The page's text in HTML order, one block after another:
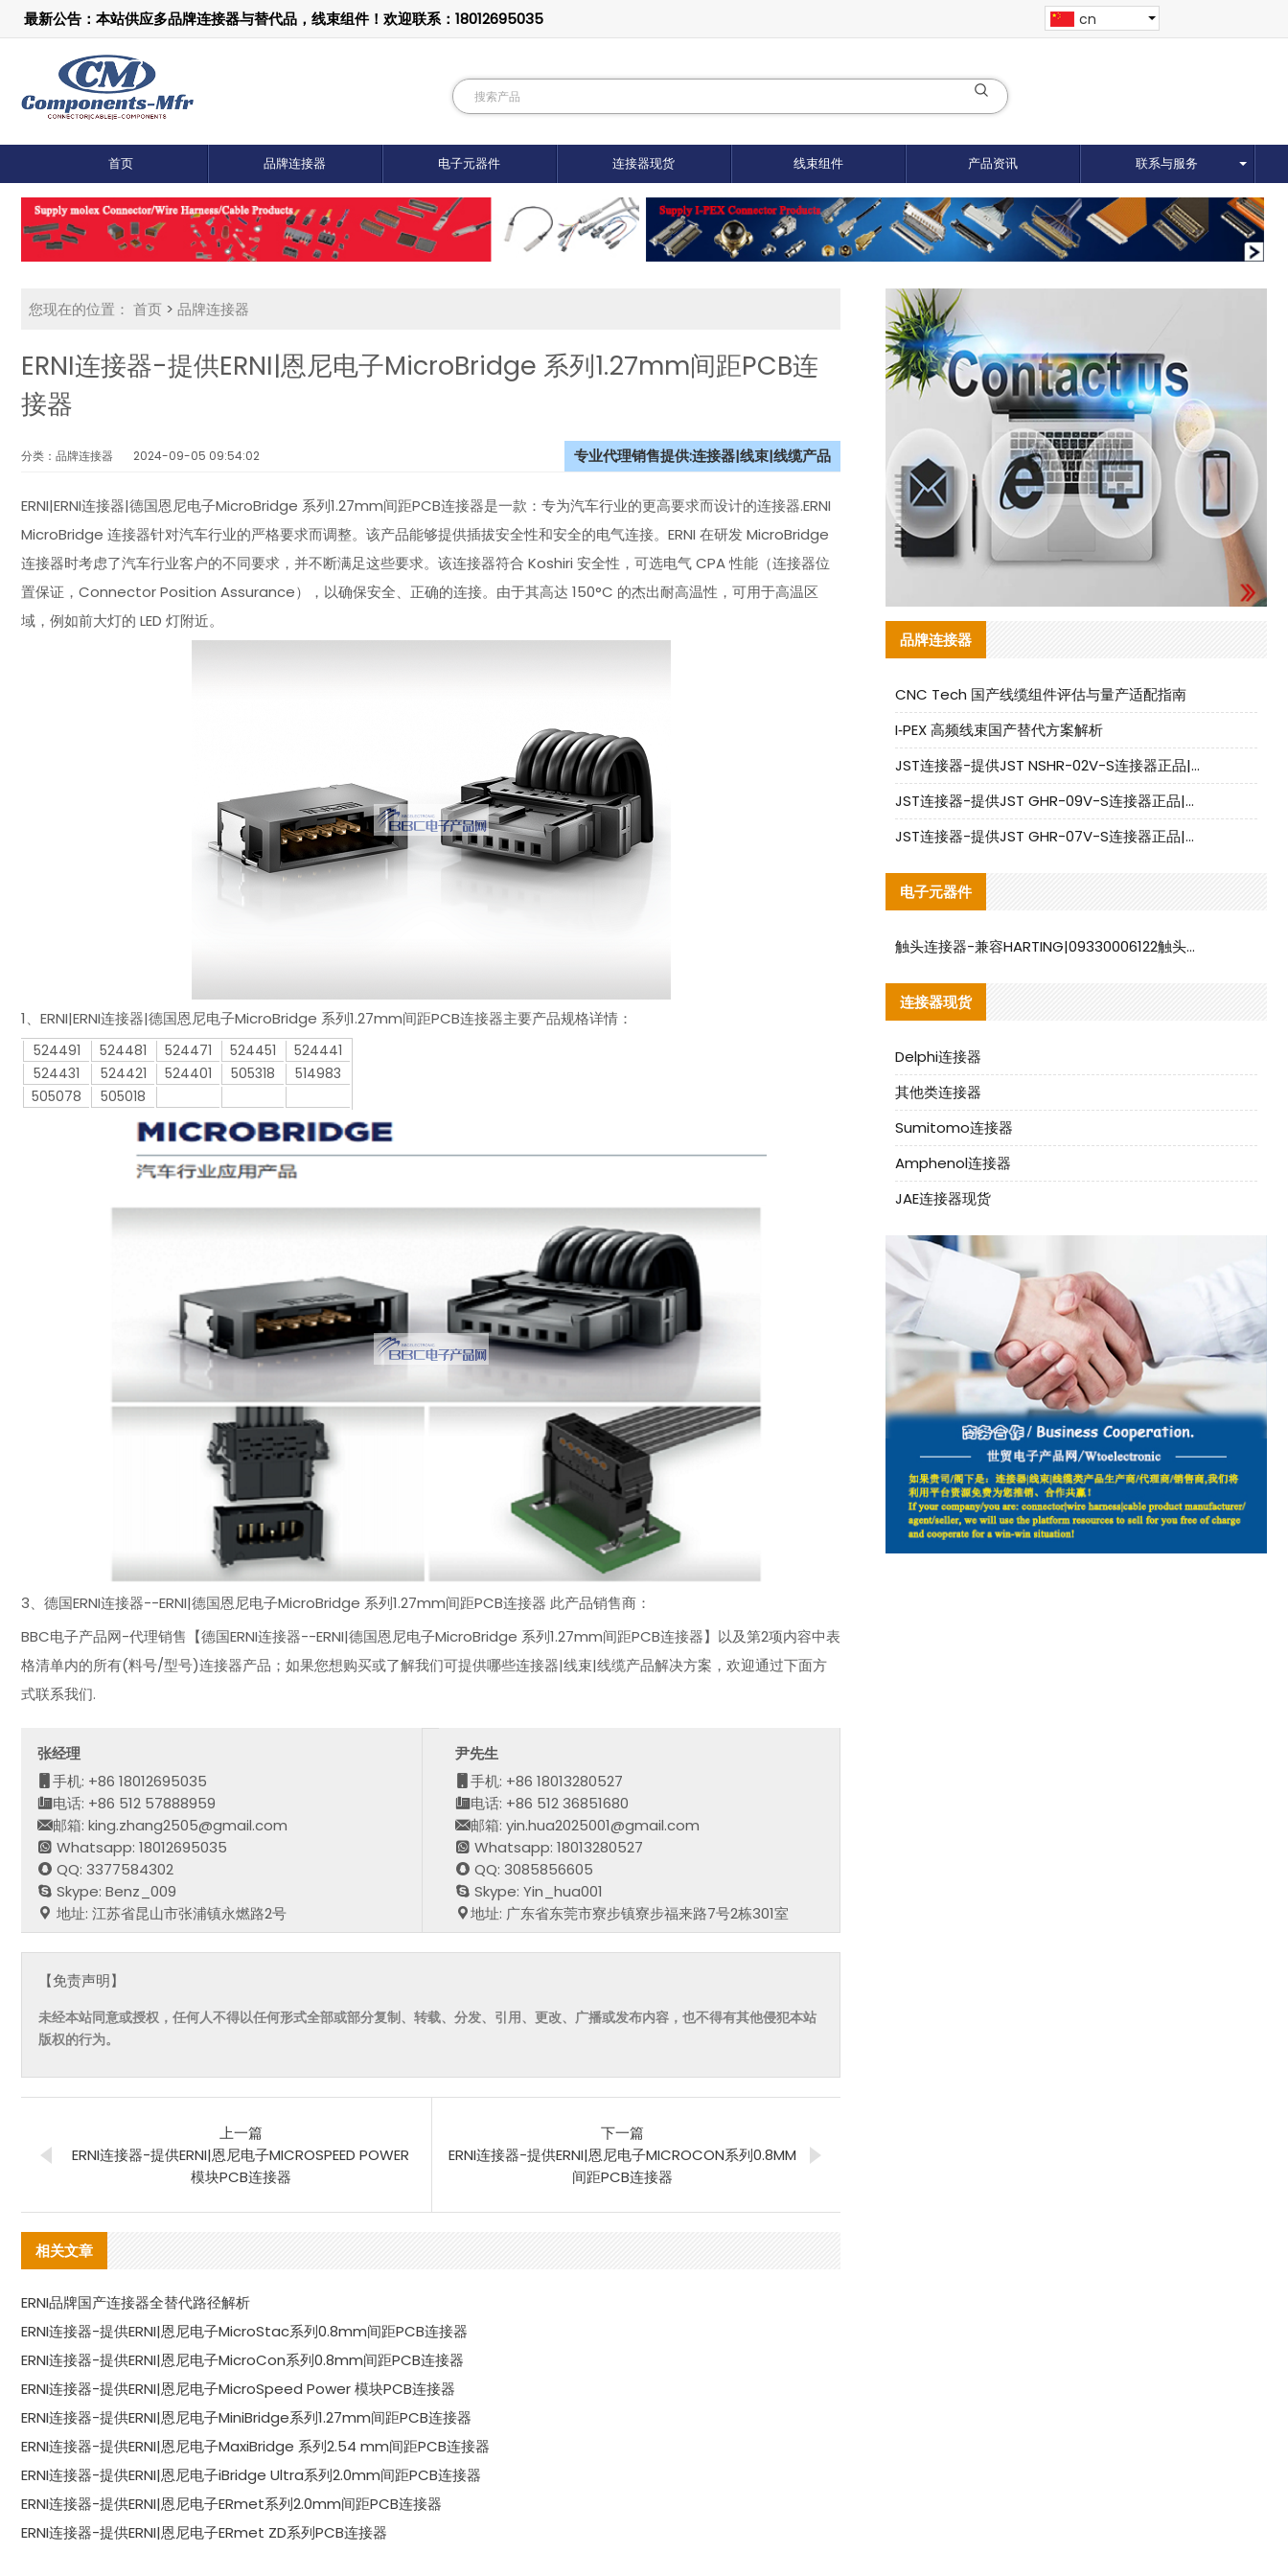
最新公告：本站供应多品牌连接器与替代品，线束组件！欢迎联系：18012695035 cn
首页 品牌连接器 电子元器件 连接器现货 线束组件 产品资讯 联系与服务
您现在的位置： 首页 > 品牌连接器
ERNI连接器-提供ERNI|恩尼电子MicroBridge 系列1.27mm间距PCB连
接器
分类：品牌连接器 2024-09-05 09:54:02 专业代理销售提供:连接器|线束|线缆产品
ERNI|ERNI连接器|德国恩尼电子MicroBridge 系列1.27mm间距PCB连接器是一款：专为汽车行业的更高要求而设计的连接器.ERNI
MicroBridge 连接器针对汽车行业的严格要求而调整。该产品能够提供插拔安全性和安全的电气连接。ERNI 在研发 MicroBridge
连接器时考虑了汽车行业客户的不同要求，并不断满足这些要求。该连接器符合 Koshiri 安全性，可选电气 CPA 性能（连接器位
置保证，Connector Position Assurance），以确保安全、正确的连接。由于其高达 150°C 的杰出耐高温性，可用于高温区
域，例如前大灯的 LED 灯附近。
1、ERNI|ERNI连接器|德国恩尼电子MicroBridge 系列1.27mm间距PCB连接器主要产品规格详情：
524491 524481 524471 524451
524441
524431
524421 524401 505318
514983
505078
505018
3、德国ERNI连接器--ERNI|德国恩尼电子MicroBridge 系列1.27mm间距PCB连接器 此产品销售商：
BBC电子产品网-代理销售【德国ERNI连接器--ERNI|德国恩尼电子MicroBridge 系列1.27mm间距PCB连接器】以及第2项内容中表
格清单内的所有(料号/型号)连接器产品；如果您想购买或了解我们可提供哪些连接器|线束|线缆产品解决方案，欢迎通过下面方
式联系我们.
张经理
手机: +86 18012695035
电话: +86 512 57888959
邮箱: king.zhang2505@gmail.com
Whatsapp: 18012695035
QQ: 3377584302
Skype: Benz_009
地址: 江苏省昆山市张浦镇永燃路2号
尹先生
手机: +86 18013280527
电话: +86 512 36851680
邮箱: yin.hua2025001@gmail.com
Whatsapp: 18013280527
QQ: 3085856605
Skype: Yin_hua001
地址: 广东省东莞市寮步镇寮步福来路7号2栋301室
【免责声明】
未经本站同意或授权，任何人不得以任何形式全部或部分复制、转载、分发、引用、更改、广播或发布内容，也不得有其他侵犯本站
版权的行为。
上一篇
ERNI连接器-提供ERNI|恩尼电子MICROSPEED POWER
模块PCB连接器
下一篇
ERNI连接器-提供ERNI|恩尼电子MICROCON系列0.8MM
间距PCB连接器
相关文章
ERNI品牌国产连接器全替代路径解析
ERNI连接器-提供ERNI|恩尼电子MicroStac系列0.8mm间距PCB连接器
ERNI连接器-提供ERNI|恩尼电子MicroCon系列0.8mm间距PCB连接器
ERNI连接器-提供ERNI|恩尼电子MicroSpeed Power 模块PCB连接器
ERNI连接器-提供ERNI|恩尼电子MiniBridge系列1.27mm间距PCB连接器
ERNI连接器-提供ERNI|恩尼电子MaxiBridge 系列2.54 mm间距PCB连接器
ERNI连接器-提供ERNI|恩尼电子iBridge Ultra系列2.0mm间距PCB连接器
ERNI连接器-提供ERNI|恩尼电子ERmet系列2.0mm间距PCB连接器
ERNI连接器-提供ERNI|恩尼电子ERmet ZD系列PCB连接器
品牌连接器
CNC Tech 国产线缆组件评估与量产适配指南
I‑PEX 高频线束国产替代方案解析
JST连接器-提供JST NSHR-02V-S连接器正品|替代品
JST连接器-提供JST GHR-09V-S连接器正品|替代品
JST连接器-提供JST GHR-07V-S连接器正品|替代品
电子元器件
触头连接器-兼容HARTING|09330006122触头连接器替代品说明
连接器现货
Delphi连接器
其他类连接器
Sumitomo连接器
Amphenol连接器
JAE连接器现货